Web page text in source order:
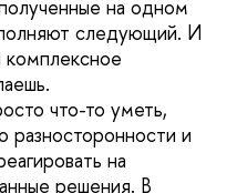
на одном
следующий. И
что-то уметь,
разносторонности и
на
решения. В